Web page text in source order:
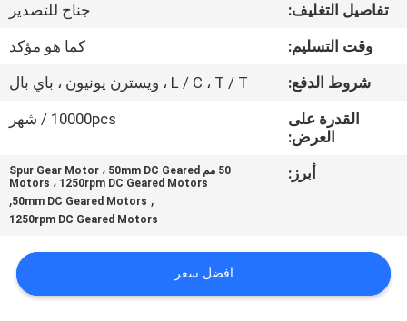
الجودة
اتصل
اقتباس
تفاصيل التغليف:
جناح للتصدير
وقت التسليم:
كما هو مؤكد
شروط الدفع:
L / C ، T / T ، ويسترن يونيون ، باي بال
القدرة على
العرض:
10000pcs / شهر
أبرز:
50 مم Spur Gear Motor ، 50mm DC Geared
Motors ، 1250rpm DC Geared Motors
,
50mm DC Geared Motors
,
1250rpm DC Geared Motors
افضل سعر